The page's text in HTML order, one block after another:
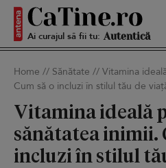
Ai curajul să fii tu:
Sexy
Autentică
Smart
Home // Sănătate // Vitamina
Cum să o incluzi în stilul tău de
Vitamina ideală
sănătatea inimii.
incluzi în stilul